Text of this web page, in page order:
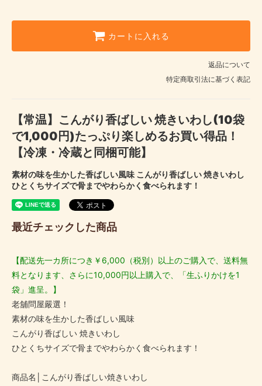
カートに入れる
返品について
特定商取引法に基づく表記
【常温】こんがり香ばしい 焼きいわし(10袋
で1,000円)たっぷり楽しめるお買い得品！
【冷凍・冷蔵と同梱可能】
素材の味を生かした香ばしい風味 こんがり香ばしい 焼きいわし
ひとくちサイズで骨までやわらかく食べられます！
最近チェックした商品
【配送先一カ所につき￥6,000（税別）以上のご購入で、送料無
料となります、さらに10,000円以上購入で、「生ふりかけを1
袋」進呈。】
老舖問屋嚴選！
素材の味を生かした香ばしい風味
こんがり香ばしい 焼きいわし
ひとくちサイズで骨までやわらかく食べられます！
商品名│こんがり香ばしい焼きいわし